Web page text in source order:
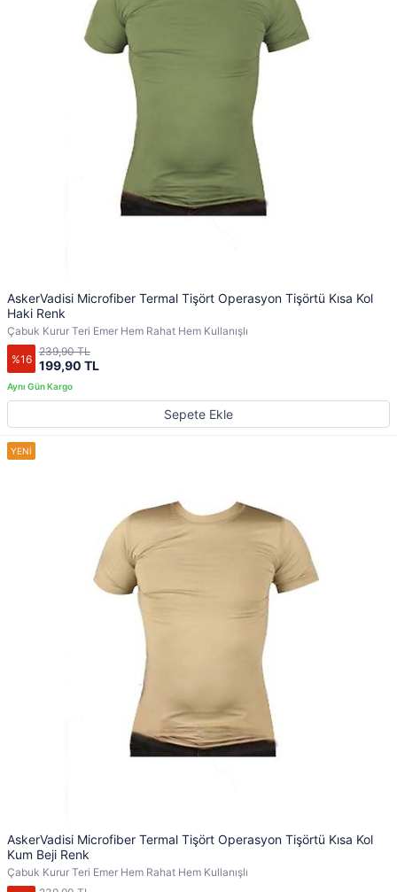
AskerVadisi Microfiber Termal Tişört Operasyon Tişörtü Kısa Kol
Haki Renk
Çabuk Kurur Teri Emer Hem Rahat Hem Kullanışlı
%16 199,90 TL
239,90 TL
Sepete Ekle
AskerVadisi Microfiber Termal Tişört Operasyon Tişörtü Kısa Kol
Kum Beji Renk
Çabuk Kurur Teri Emer Hem Rahat Hem Kullanışlı